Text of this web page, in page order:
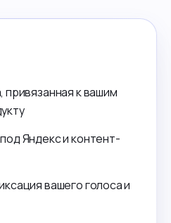
привязанная к вашим
Яндекс и контент-
вашего голоса и